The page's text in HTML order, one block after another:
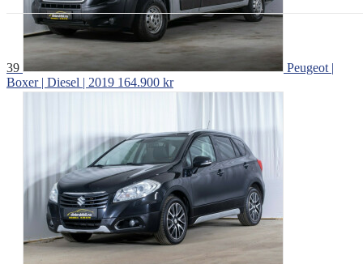
39
Peugeot |
Boxer | Diesel | 2019 164.900 kr